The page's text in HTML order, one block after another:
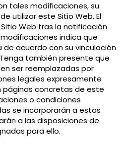
tales modificaciones, su
utilizar este Sitio Web. El
Web tras la notificación
indica que
acuerdo con su vinculación
también presente que
ser reemplazadas por
legales expresamente
páginas concretas de este
o condiciones
se incorporarán a estas
a las disposiciones de
para ello.